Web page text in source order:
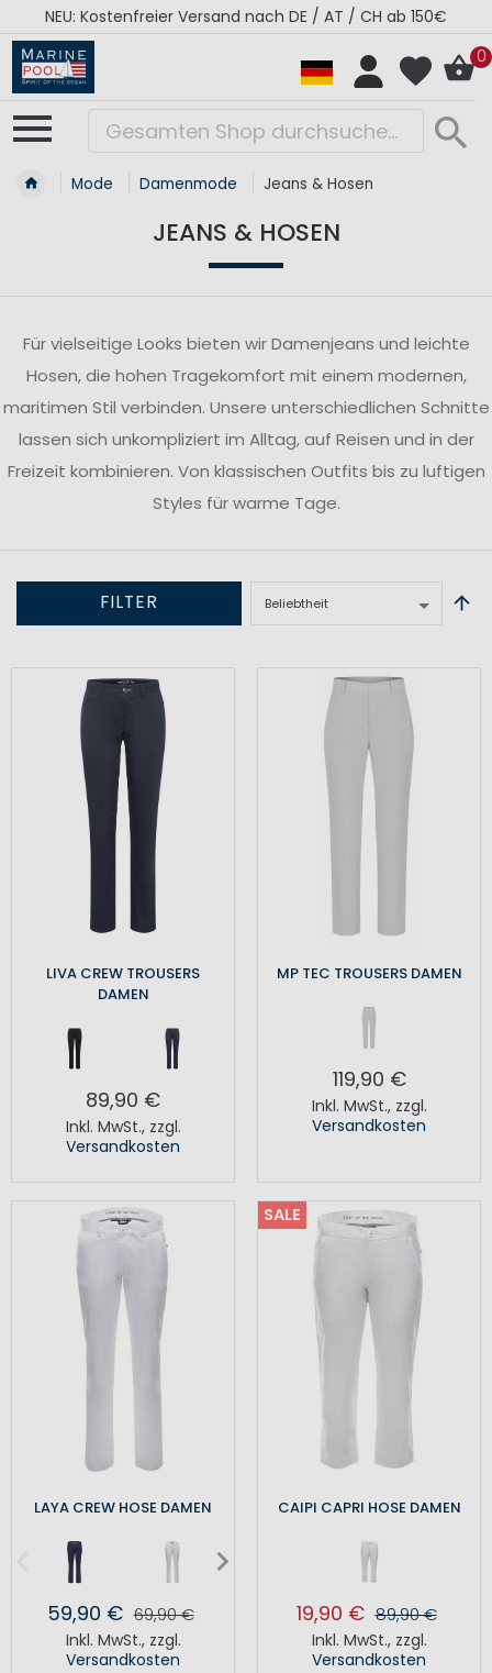
NEU: Kostenfreier Versand nach DE / AT / CH ab 150€
0
Mode Damenmode Jeans & Hosen
JEANS & HOSEN
Für vielseitige Looks bieten wir Damenjeans und leichte
Hosen, die hohen Tragekomfort mit einem modernen,
maritimen Stil verbinden. Unsere unterschiedlichen Schnitte
lassen sich unkompliziert im Alltag, auf Reisen und in der
Freizeit kombinieren. Von klassischen Outfits bis zu luftigen
Styles für warme Tage.
FILTER
LIVA CREW TROUSERS
DAMEN
89,90 €
Inkl. MwSt., zzgl.
Versandkosten
MP TEC TROUSERS DAMEN
119,90 €
Inkl. MwSt., zzgl.
Versandkosten
LAYA CREW HOSE DAMEN
59,90 € 69,90 €
Inkl. MwSt., zzgl.
Versandkosten
SALE
CAIPI CAPRI HOSE DAMEN
19,90 € 89,90 €
Inkl. MwSt., zzgl.
Versandkosten